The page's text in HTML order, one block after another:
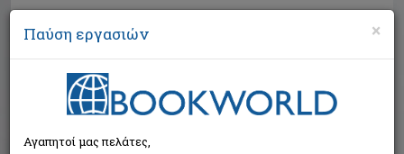
Αναζήτηση
×
Παύση εργασιών
Αγαπητοί μας πελάτες,